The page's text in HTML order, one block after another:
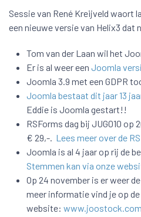
Sessie van René Kreijveld waort
een nieuwe versie van Helix3 dat
Tom van der Laan wil het
Er is al weer een Joomla
Joomla 3.9 met een GDPR
Joomla bestaat dit jaar 13
Eddie is Joomla gestart!!
RSForms dag bij JUG010
€ 29,-. Lees meer over de
Joomla is al 4 jaar op rij de
Stemmen kan via onze
Op 24 november is er weer
meer informatie vind je op de
website: www.joostock.com